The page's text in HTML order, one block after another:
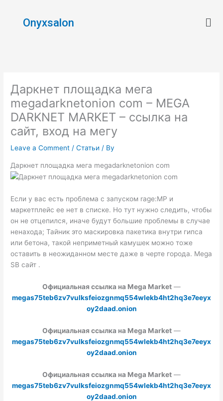
contentOnyxsalon
Даркнет площадка мега
megadarknetonion com – MEGA
DARKNET MARKET – ссылка на
сайт, вход на мегу
Leave a Comment /Статьи / By
Даркнет площадка мега megadarknetonion com
Если у вас есть проблема с запуском rage:MP и
маркетплейс ее нет в списке. Но тут нужно следить, чтобы
он не отцепился, иначе будут большие проблемы в случае
ненахода; Тайник это маскировка пакетика внутри гипса
или бетона, такой неприметный камушек можно тоже
оставить в неожиданном месте даже в черте города. Mega
SB сайт .
Официальная ссылка на Mega Market —
megas75teb6zv7vulksfeiozgnmq554wlekb4ht2hq3e7eeyx
oy2daad.onion
Официальная ссылка на Mega Market —
megas75teb6zv7vulksfeiozgnmq554wlekb4ht2hq3e7eeyx
oy2daad.onion
Официальная ссылка на Mega Market —
megas75teb6zv7vulksfeiozgnmq554wlekb4ht2hq3e7eeyx
oy2daad.onion